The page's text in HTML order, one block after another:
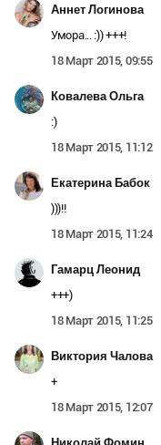
Аннет Логинова
Умора... :)) +++!
18 Март 2015, 09:55
Ковалева Ольга
:)
18 Март 2015, 11:12
Екатерина Бабок
)))!!
18 Март 2015, 11:24
Гамарц Леонид
+++)
18 Март 2015, 11:25
Виктория Чалова
+
18 Март 2015, 12:07